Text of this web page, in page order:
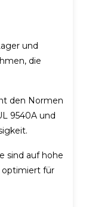
und
die
den Normen
9540A und
sind auf hohe
optimiert für